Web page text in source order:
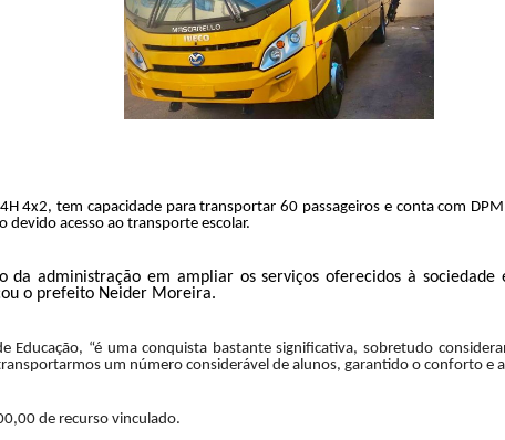
4x2, tem capacidade para transportar 60 passageiros e conta com
acesso ao transporte escolar.
da administração em ampliar os serviços oferecidos à
o prefeito Neider Moreira.
Educação, “é uma conquista bastante significativa, sobretudo
um número considerável de alunos, garantido o conforto e
de recurso vinculado.